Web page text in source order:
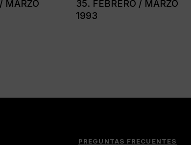
MARZO
35. FEBRERO / MARZO
1993
PREGUNTAS FRECUENTES